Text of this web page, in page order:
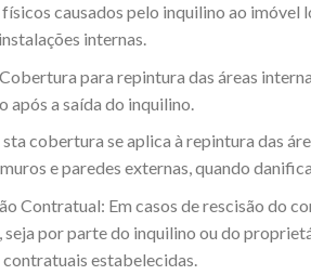
causados pelo inquilino ao imóvel
internas.
para repintura das áreas
após a saída do inquilino.
cobertura se aplica à repintura das
e paredes externas, quando
Contratual: Em casos de rescisão do
por parte do inquilino ou do
estabelecidas.